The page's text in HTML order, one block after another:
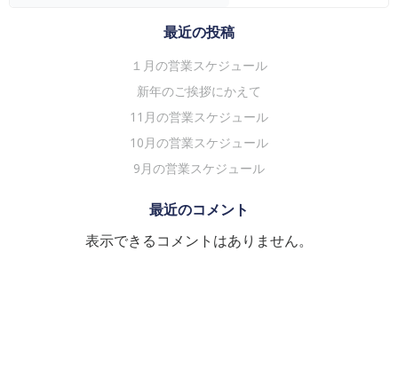
シ
ョ
ン
最近の投稿
１月の営業スケジュール
新年のご挨拶にかえて
11月の営業スケジュール
10月の営業スケジュール
9月の営業スケジュール
最近のコメント
表示できるコメントはありません。